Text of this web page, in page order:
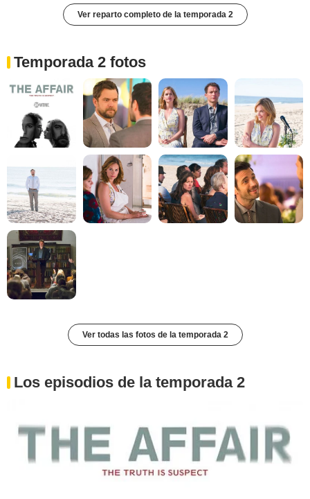
Ver reparto completo de la temporada 2
Temporada 2 fotos
Ver todas las fotos de la temporada 2
Los episodios de la temporada 2